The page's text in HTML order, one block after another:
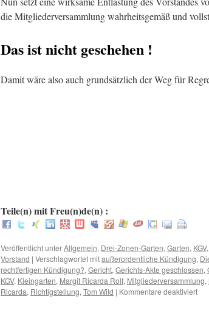
die Mitgliederversammlung wahrheitsgemäß und
Das ist nicht geschehen !
Damit wäre also auch grundsätzlich der Weg für
Teile(n) mit Freu(n)de(n) :
Veröffentlicht unterAllgemein, Drei-Zonen-Garten, Garten, KGV,
Vorstand | Verschlagwortet mitaußerordentliche Kündigung,
rechtfertigen Kündigung?, Gericht, Gerichts-Akte geschlossen,
KGV, Kleingarten, Margit Ricarda Rolf, Mitgliederversammlung,
Ricarda, Richtigstellung, Tom Wild | Kommentare deaktiviertfür